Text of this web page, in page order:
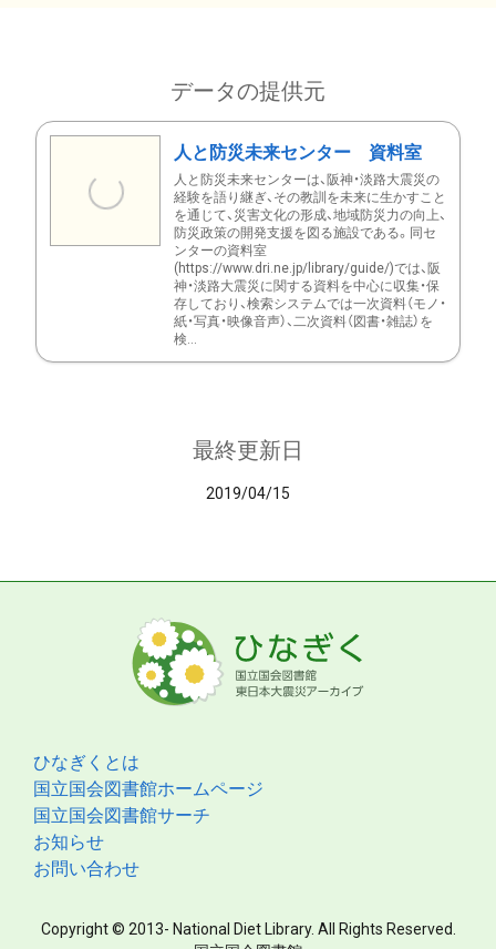
データの提供元
人と防災未来センター 資料室
人と防災未来センターは、阪神・淡路大震災の
経験を語り継ぎ、その教訓を未来に生かすこと
を通じて、災害文化の形成、地域防災力の向上、
防災政策の開発支援を図る施設である。同セ
ンターの資料室
(https://www.dri.ne.jp/library/guide/)では、阪
神・淡路大震災に関する資料を中心に収集・保
存しており、検索システムでは一次資料（モノ・
紙・写真・映像音声）、二次資料（図書・雑誌）を
検...
最終更新日
2019/04/15
ひなぎくとは
国立国会図書館ホームページ
国立国会図書館サーチ
お知らせ
お問い合わせ
Copyright © 2013- National Diet Library. All Rights Reserved.